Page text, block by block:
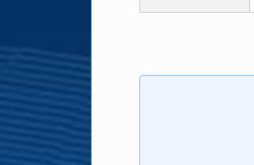
功